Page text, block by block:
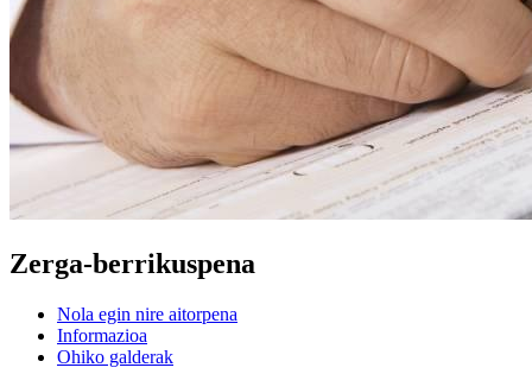
Zerga-berrikuspena
Nola egin nire aitorpena
Informazioa
Ohiko galderak